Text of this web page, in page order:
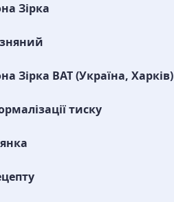
Зірка
Зірка ВАТ (Україна, Харків)
тиску